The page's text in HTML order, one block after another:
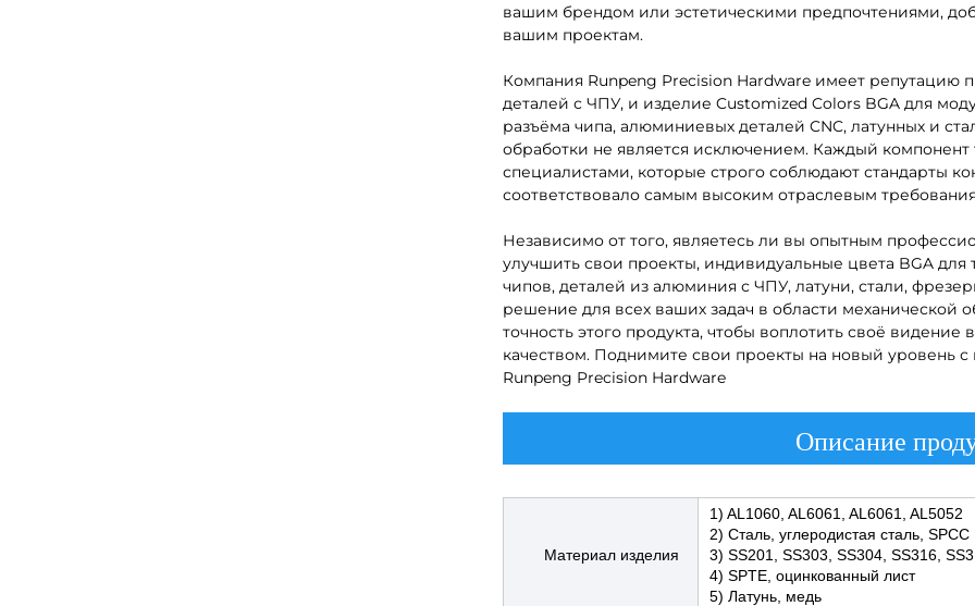
вашим брендом или эстетическими предпочтениями,
вашим проектам.
Компания Runpeng Precision Hardware имеет репутацию
деталей с ЧПУ, и изделие Customized Colors BGA для
разъёма чипа, алюминиевых деталей CNC, латунных и
обработки не является исключением. Каждый
специалистами, которые строго соблюдают стандарты
соответствовало самым высоким отраслевым
Независимо от того, являетесь ли вы опытным
улучшить свои проекты, индивидуальные цвета BGA для
чипов, деталей из алюминия с ЧПУ, латуни, стали,
решение для всех ваших задач в области механической
точность этого продукта, чтобы воплотить своё
качеством. Поднимите свои проекты на новый уровень
Runpeng Precision Hardware
Описание
Материал изделия
1) AL1060, AL6061, AL6061, AL5052
2) Сталь, углеродистая сталь, SPCC
3) SS201, SS303, SS304, SS316,
4) SPTE, оцинкованный лист
5) Латунь, медь